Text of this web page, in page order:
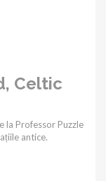
Celtic
la Professor Puzzle
antice.